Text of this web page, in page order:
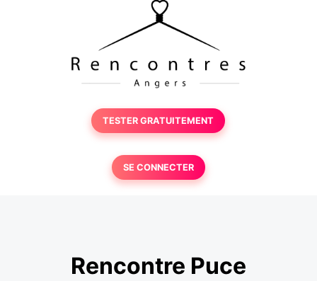
TESTER GRATUITEMENT
SE CONNECTER
Rencontre Puce